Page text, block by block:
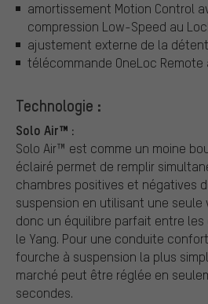
amortissement Motion Control
compression Low-Speed au
ajustement externe de la
télécommande OneLoc Remote
Technologie :
Solo Air™ :
Solo Air™ est comme un moine
éclairé permet de remplir
chambres positives et négatives
suspension en utilisant une seule
donc un équilibre parfait entre les
le Yang. Pour une conduite
fourche à suspension la plus
marché peut être réglée en
secondes.